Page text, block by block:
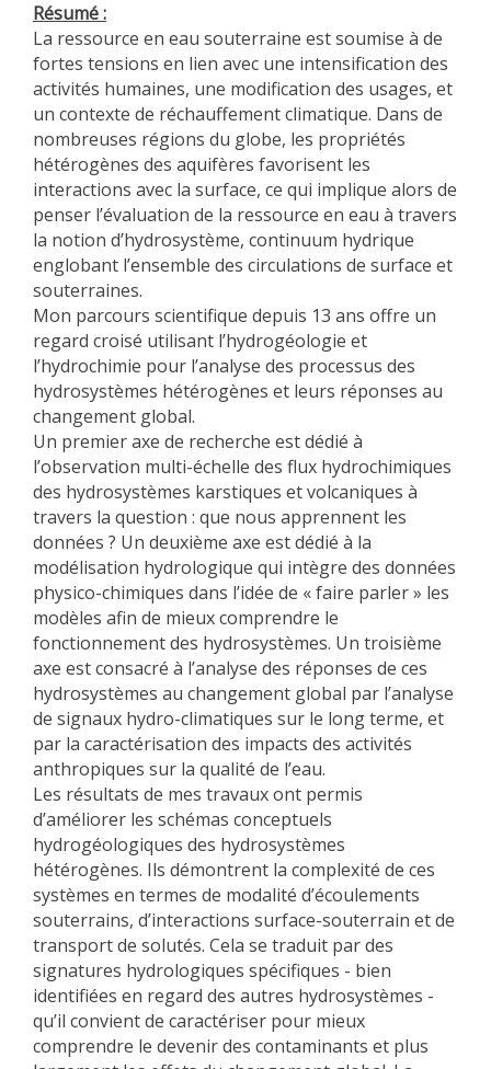
Résumé :
La ressource en eau souterraine est soumise à de
fortes tensions en lien avec une intensification des
activités humaines, une modification des usages, et
un contexte de réchauffement climatique. Dans de
nombreuses régions du globe, les propriétés
hétérogènes des aquifères favorisent les
interactions avec la surface, ce qui implique alors de
penser l’évaluation de la ressource en eau à travers
la notion d’hydrosystème, continuum hydrique
englobant l’ensemble des circulations de surface et
souterraines.
Mon parcours scientifique depuis 13 ans offre un
regard croisé utilisant l’hydrogéologie et
l’hydrochimie pour l’analyse des processus des
hydrosystèmes hétérogènes et leurs réponses au
changement global.
Un premier axe de recherche est dédié à
l’observation multi-échelle des flux hydrochimiques
des hydrosystèmes karstiques et volcaniques à
travers la question : que nous apprennent les
données ? Un deuxième axe est dédié à la
modélisation hydrologique qui intègre des données
physico-chimiques dans l’idée de « faire parler » les
modèles afin de mieux comprendre le
fonctionnement des hydrosystèmes. Un troisième
axe est consacré à l’analyse des réponses de ces
hydrosystèmes au changement global par l’analyse
de signaux hydro-climatiques sur le long terme, et
par la caractérisation des impacts des activités
anthropiques sur la qualité de l’eau.
Les résultats de mes travaux ont permis
d’améliorer les schémas conceptuels
hydrogéologiques des hydrosystèmes
hétérogènes. Ils démontrent la complexité de ces
systèmes en termes de modalité d’écoulements
souterrains, d’interactions surface-souterrain et de
transport de solutés. Cela se traduit par des
signatures hydrologiques spécifiques - bien
identifiées en regard des autres hydrosystèmes -
qu’il convient de caractériser pour mieux
comprendre le devenir des contaminants et plus